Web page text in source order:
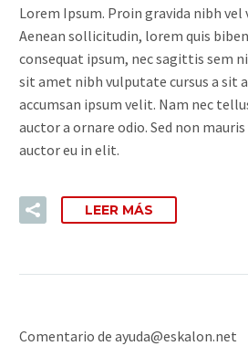
Lorem Ipsum. Proin gravida nibh
Aenean sollicitudin, lorem quis
consequat ipsum, nec sagittis sem
sit amet nibh vulputate cursus a sit
accumsan ipsum velit. Nam nec
auctor a ornare odio. Sed non
auctor eu in elit.
LEER MÁS
Comentario de ayuda@eskalon.net